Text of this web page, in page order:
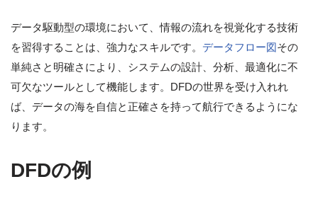
データ駆動型の環境において、情報の流れを視覚化する技術
を習得することは、強力なスキルです。 データフロー図その
単純さと明確さにより、システムの設計、分析、最適化に不
可欠なツールとして機能します。DFDの世界を受け入れれ
ば、データの海を自信と正確さを持って航行できるようにな
ります。
DFDの例